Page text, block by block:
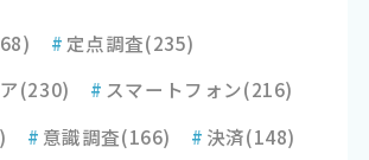
# 定点調査(235)
(230) # スマートフォン(216)
# 意識調査(166) # 決済(148)